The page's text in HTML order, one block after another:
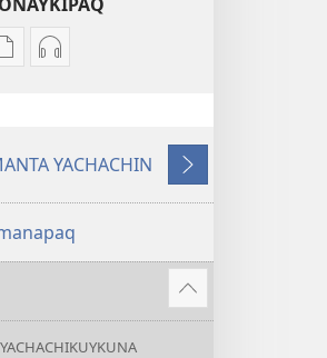
Kaypi
KAUSASUNCHIS,
Enero
Kaypin
DIOSPAQ
KAUSASUNCHIS,
YACHANAPAQ
YACHACHIN
Qatimuq
Mostrar
más